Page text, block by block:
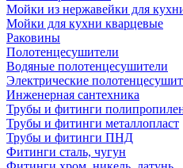
Мойки из нержавейки для
Мойки для кухни кварцевые
Раковины
Полотенцесушители
Водяные полотенцесушители
Электрические
Инженерная сантехника
Трубы и фитинги
Трубы и фитинги металлопласт
Трубы и фитинги ПНД
Фитинги сталь, чугун